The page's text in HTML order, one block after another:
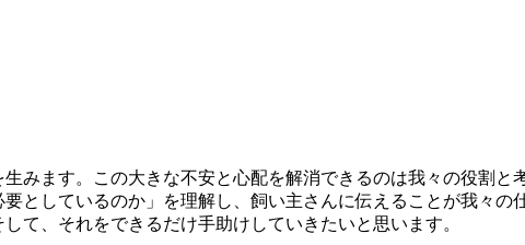
みます。この大きな不安と心配を解消できるのは我々の役割と
としているのか」を理解し、飼い主さんに伝えることが我々の
て、それをできるだけ手助けしていきたいと思います。